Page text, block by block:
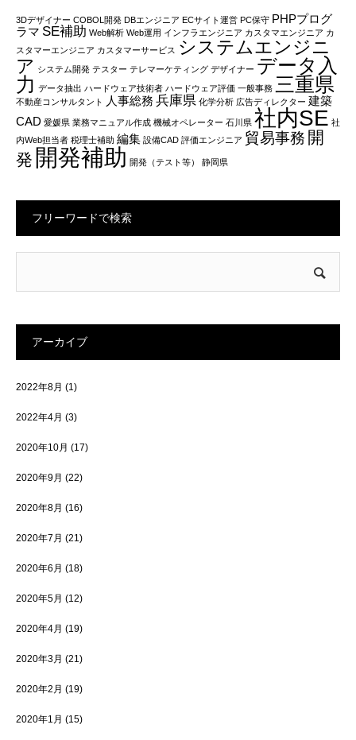
3Dデザイナー COBOL開発 DBエンジニア ECサイト運営 PC保守 PHPプログ
ラマ SE補助 Web解析 Web運用 インフラエンジニア カスタマエンジニア カ
スタマーエンジニア カスタマーサービス システムエンジニ
ア システム開発 テスター テレマーケティング デザイナー データ入
力 データ抽出 ハードウェア技術者 ハードウェア評価 一般事務 三重県
不動産コンサルタント 人事総務 兵庫県 化学分析 広告ディレクター 建築
CAD 愛媛県 業務マニュアル作成 機械オペレーター 石川県 社内SE 社
内Web担当者 税理士補助 編集 設備CAD 評価エンジニア 貿易事務 開
発 開発補助 開発（テスト等） 静岡県
フリーワードで検索
アーカイブ
2022年8月 (1)
2022年4月 (3)
2020年10月 (17)
2020年9月 (22)
2020年8月 (16)
2020年7月 (21)
2020年6月 (18)
2020年5月 (12)
2020年4月 (19)
2020年3月 (21)
2020年2月 (19)
2020年1月 (15)